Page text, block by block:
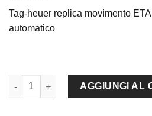
Tag-heuer replica movimento
automatico
Tag-heuer replica gran carrera
AGGIUNGI AL